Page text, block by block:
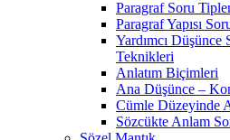
Paragraf Soru
Paragraf Yapısı
Yardımcı
Teknikleri
Anlatım Biçimleri
Ana Düşünce –
Cümle Düzeyinde
Sözcükte Anlam